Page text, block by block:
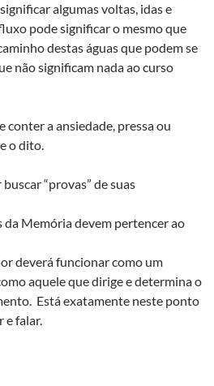
algumas voltas, idas e
pode significar o mesmo que
destas águas que podem se
não significam nada ao curso
a ansiedade, pressa ou
o dito.
“provas” de suas
da Memória devem pertencer ao
deverá funcionar como um
aquele que dirige e determina o
Está exatamente neste ponto
e falar.